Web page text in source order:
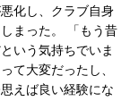
化し、クラブ自身
まった。 「もう昔
いう気持ちでいま
て大変だったし、
えば良い経験にな